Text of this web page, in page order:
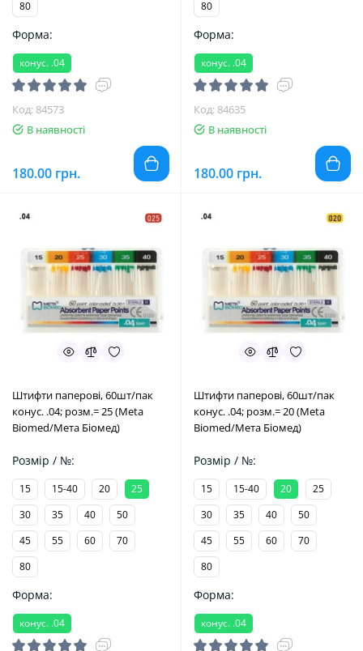
80
Форма:
конус. .04
Код: 84573
В наявності
180.00 грн.
80
Форма:
конус. .04
Код: 84635
В наявності
180.00 грн.
Штифти паперові, 60шт/пак
конус. .04; розм.= 25 (Meta
Biomed/Мета Біомед)
Розмір / №:
15 15-40 20
25
30
35 40
50
45
55 60
70
80
Форма:
конус. .04
Штифти паперові, 60шт/пак
конус. .04; розм.= 20 (Meta
Biomed/Мета Біомед)
Розмір / №:
15 15-40 20
25
30
35 40
50
45
55 60
70
80
Форма:
конус. .04